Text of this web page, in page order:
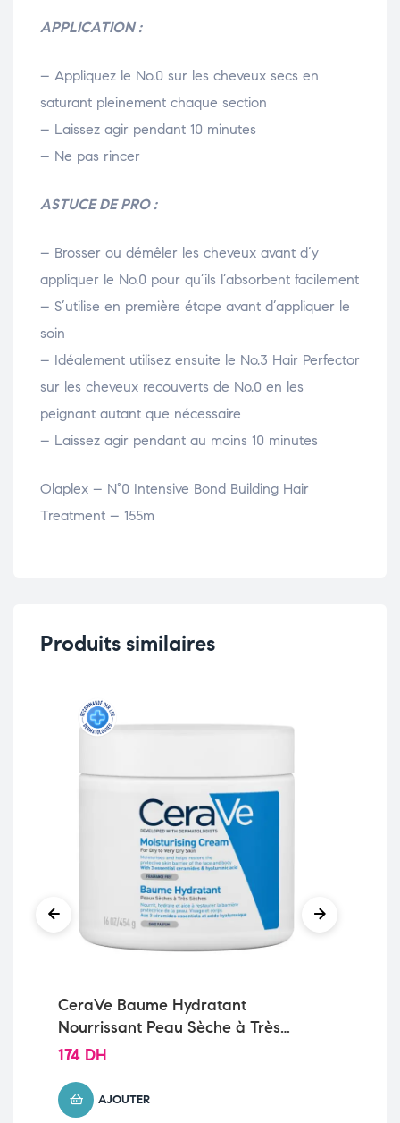
APPLICATION :
– Appliquez le No.0 sur les cheveux secs en
saturant pleinement chaque section
– Laissez agir pendant 10 minutes
– Ne pas rincer
ASTUCE DE PRO :
– Brosser ou démêler les cheveux avant d’y
appliquer le No.0 pour qu’ils l’absorbent facilement
– S’utilise en première étape avant d’appliquer le
soin
– Idéalement utilisez ensuite le No.3 Hair Perfector
sur les cheveux recouverts de No.0 en les
peignant autant que nécessaire
– Laissez agir pendant au moins 10 minutes
Olaplex – N°0 Intensive Bond Building Hair
Treatment – 155m
Produits similaires
CeraVe Baume Hydratant
Nourrissant Peau Sèche à Très
Sèche | 454g
174 DH
AJOUTER